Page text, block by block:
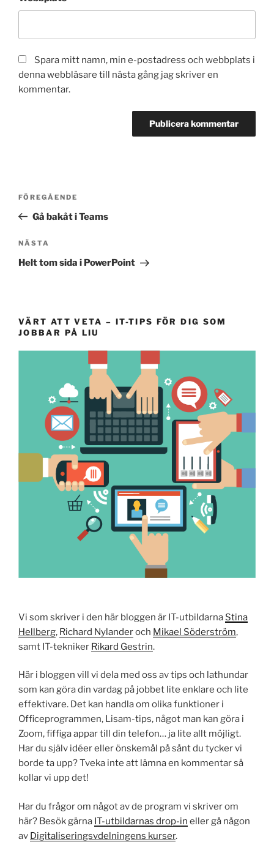
Spara mitt namn, min e-postadress och webbplats i
denna webbläsare till nästa gång jag skriver en
kommentar.
Inläggsnavigering
Föregående
inlägg
FÖREGÅENDE
Gå bakåt i Teams
Nästa
inlägg
NÄSTA
Helt tom sida i PowerPoint
VÄRT ATT VETA – IT-TIPS FÖR DIG SOM
JOBBAR PÅ LIU
Vi som skriver i den här bloggen är IT-utbildarna Stina
Hellberg, Richard Nylanderoch Mikael Söderström,
samt IT-tekniker Rikard Gestrin.
Här i bloggen vill vi dela med oss av tips och lathundar
som kan göra din vardag på jobbet lite enklare och lite
effektivare. Det kan handla om olika funktioner i
Officeprogrammen, Lisam-tips, något man kan göra i
Zoom, fiffiga appar till din telefon… ja lite allt möjligt.
Har du själv idéer eller önskemål på sånt du tycker vi
borde ta upp? Tveka inte att lämna en kommentar så
kollar vi upp det!
Har du frågor om något av de program vi skriver om
här? Besök gärna IT-utbildarnas drop-in eller gå någon
av Digitaliseringsvdelningens kurser.